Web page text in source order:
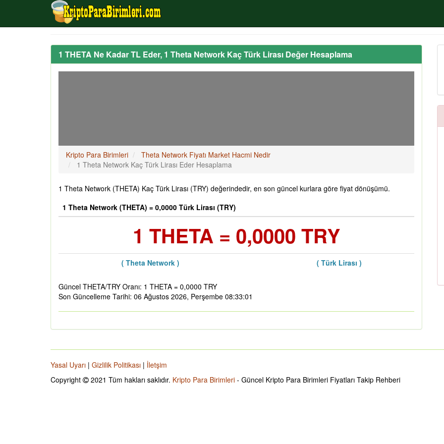
1 THETA Ne Kadar TL Eder, 1 Theta Network Kaç Türk Lirası Değer Hesaplama
Kripto Para Birimleri
Theta Network Fiyatı Market Hacmi Nedir
1 Theta Network Kaç Türk Lirası Eder Hesaplama
1 Theta Network (THETA) Kaç Türk Lirası (TRY) değerindedir, en son güncel kurlara göre fiyat dönüşümü.
1 Theta Network (THETA) = 0,0000 Türk Lirası (TRY)
1 THETA = 0,0000 TRY
( Theta Network ) ( Türk Lirası )
Güncel THETA/TRY Oranı: 1 THETA = 0,0000 TRY
Son Güncelleme Tarihi: 06 Ağustos 2026, Perşembe 08:33:01
Yasal Uyarı | Gizlilik Politikası | İletşim
Copyright
2021 Tüm hakları saklıdır. Kripto Para Birimleri - Güncel Kripto Para Birimleri Fiyatları Takip Rehberi